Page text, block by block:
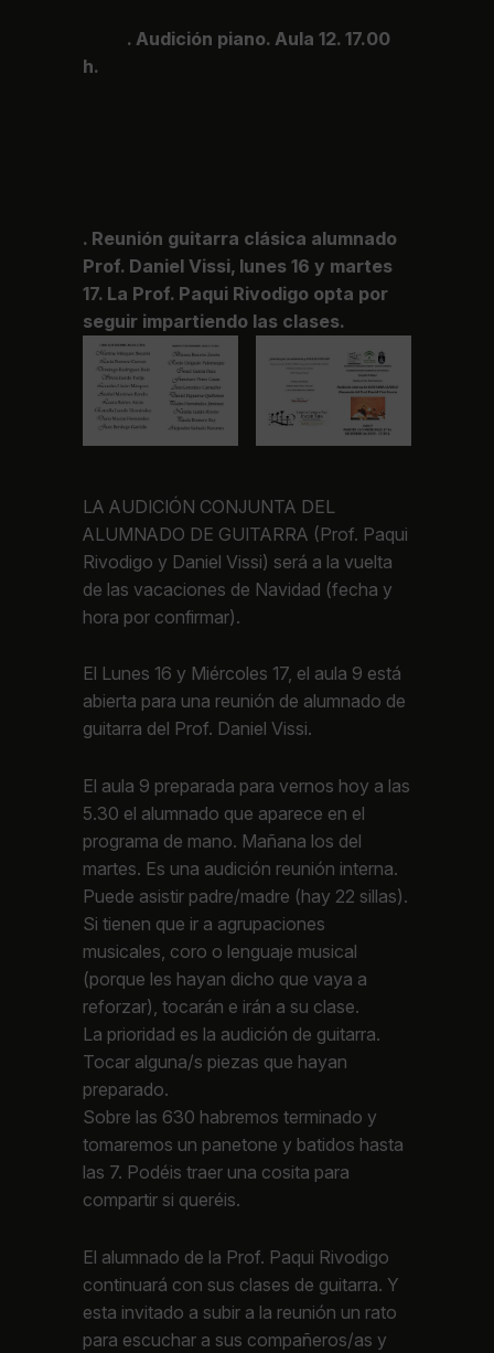
. Audición piano. Aula 12. 17.00
h.
. Reunión guitarra clásica alumnado
Prof. Daniel Vissi, lunes 16 y martes
17. La Prof. Paqui Rivodigo opta por
seguir impartiendo las clases.
LA AUDICIÓN CONJUNTA DEL
ALUMNADO DE GUITARRA (Prof. Paqui
Rivodigo y Daniel Vissi) será a la vuelta
de las vacaciones de Navidad (fecha y
hora por confirmar).
El Lunes 16 y Miércoles 17, el aula 9 está
abierta para una reunión de alumnado de
guitarra del Prof. Daniel Vissi.
El aula 9 preparada para vernos hoy a las
5.30 el alumnado que aparece en el
programa de mano. Mañana los del
martes. Es una audición reunión interna.
Puede asistir padre/madre (hay 22 sillas).
Si tienen que ir a agrupaciones
musicales, coro o lenguaje musical
(porque les hayan dicho que vaya a
reforzar), tocarán e irán a su clase.
La prioridad es la audición de guitarra.
Tocar alguna/s piezas que hayan
preparado.
Sobre las 630 habremos terminado y
tomaremos un panetone y batidos hasta
las 7. Podéis traer una cosita para
compartir si queréis.
El alumnado de la Prof. Paqui Rivodigo
continuará con sus clases de guitarra. Y
esta invitado a subir a la reunión un rato
para escuchar a sus compañeros/as y